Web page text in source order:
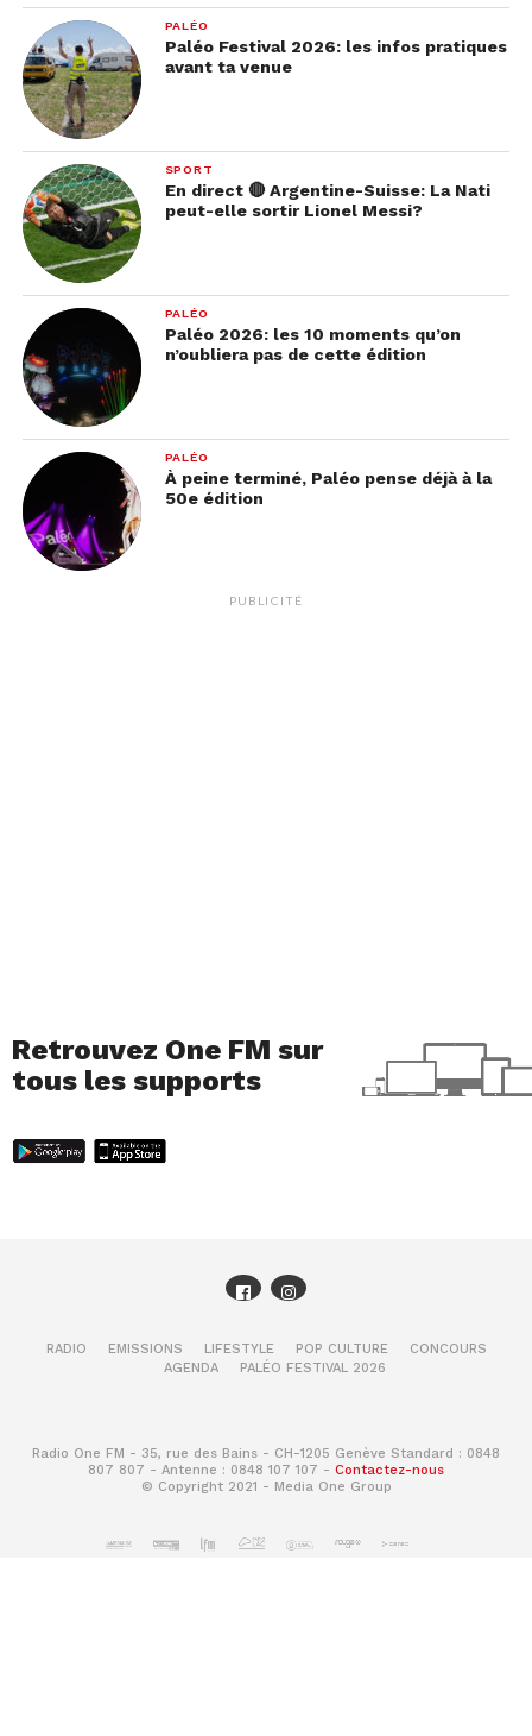
PALÉO
Paléo Festival 2026: les infos pratiques
avant ta venue
SPORT
En direct 🔴 Argentine-Suisse: La Nati
peut-elle sortir Lionel Messi?
PALÉO
Paléo 2026: les 10 moments qu’on
n’oubliera pas de cette édition
PALÉO
À peine terminé, Paléo pense déjà à la
50e édition
PUBLICITÉ
Retrouvez One FM sur
tous les supports
RADIO EMISSIONS LIFESTYLE POP CULTURE
CONCOURS
AGENDA
PALÉO FESTIVAL 2026
Radio One FM - 35, rue des Bains - CH-1205 Genève Standard : 0848
807 807 - Antenne : 0848 107 107 - Contactez-nous
© Copyright 2021 - Media One Group